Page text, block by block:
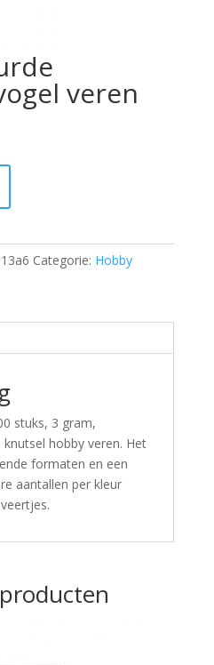
veren
Categorie: Hobby
stuks, 3 gram,
hobby veren. Het
formaten en een
aantallen per kleur